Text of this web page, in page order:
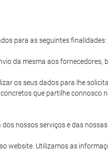
para as seguintes finalidades:
da mesma aos fornecedores,
os seus dados para lhe
que partilhe
nossos serviços e das
website. Utilizamos as